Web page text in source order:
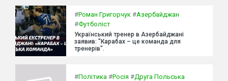
#Роман Григорчук #Азербайджан
#Футболіст
Український тренер в Азербайджані
заявив: "Карабах – це команда для
тренерів".
#Політика #Росія #Друга Польська